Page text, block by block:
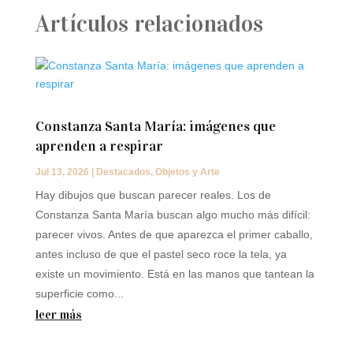
Artículos relacionados
Constanza Santa María: imágenes que
aprenden a respirar
Jul 13, 2026 Destacados, Objetos y Arte
Hay dibujos que buscan parecer reales. Los de
Constanza Santa María buscan algo mucho más difícil:
parecer vivos. Antes de que aparezca el primer caballo,
antes incluso de que el pastel seco roce la tela, ya
existe un movimiento. Está en las manos que tantean la
superficie como...
leer más